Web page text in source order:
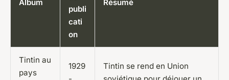
Album
publi
cati
on
Résumé
Tintin au
pays
1929
Tintin se rend en Union